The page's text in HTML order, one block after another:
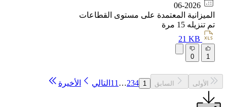
06-2026
الميزانية المعتمدة على مستوى القطاعات
تم تنزيله 15مرة
21 KB
الأولى السابق 1
3
…
11التالي الأخيرة